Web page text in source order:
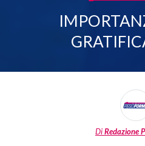
DiRedazione